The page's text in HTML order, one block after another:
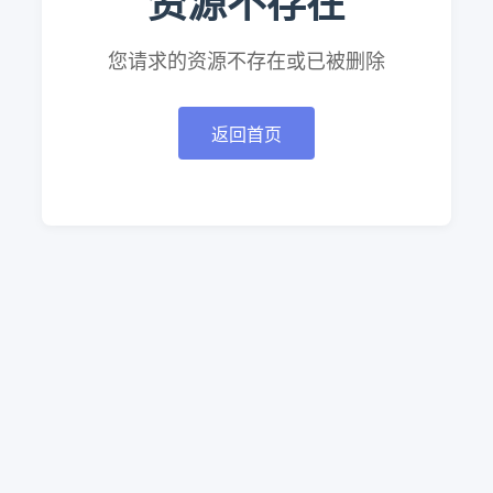
您请求的资源不存在或已被删除
返回首页